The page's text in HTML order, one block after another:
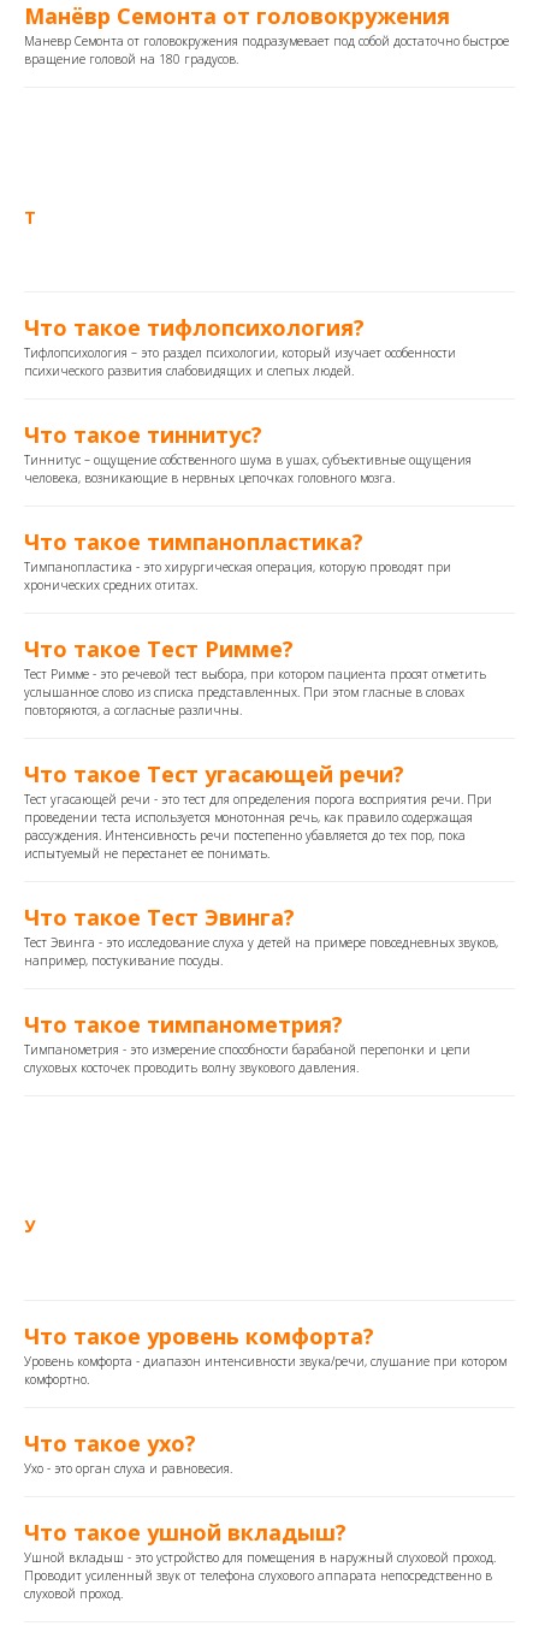
Манёвр Семонта от головокружения
Маневр Семонта от головокружения подразумевает под собой достаточно быстрое
вращение головой на 180 градусов.
Т
Что такое тифлопсихология?
Тифлопсихология – это раздел психологии, который изучает особенности
психического развития слабовидящих и слепых людей.
Что такое тиннитус?
Тиннитус – ощущение собственного шума в ушах, субъективные ощущения
человека, возникающие в нервных цепочках головного мозга​.
Что такое тимпанопластика?
Тимпанопластика - это хирургическая операция, которую проводят при
хронических средних отитах.
Что такое Тест Римме?
Тест Римме - это речевой тест выбора, при котором пациента просят отметить
услышанное слово из списка представленных. При этом гласные в словах
повторяются, а согласные различны.
Что такое Тест угасающей речи?
Тест угасающей речи - это тест для определения порога восприятия речи. При
проведении теста используется монотонная речь, как правило содержащая
рассуждения. Интенсивность речи постепенно убавляется до тех пор, пока
испытуемый не перестанет ее понимать.
Что такое Тест Эвинга?
Тест Эвинга - это исследование слуха у детей на примере повседневных звуков,
например, постукивание посуды.
Что такое тимпанометрия?
Тимпанометрия - это измерение способности барабаной перепонки и цепи
слуховых косточек проводить волну звукового давления.
У
Что такое уровень комфорта?
Уровень комфорта - диапазон интенсивности звука/речи, слушание при котором
комфортно.
Что такое ухо?
Ухо - это орган слуха и равновесия.
Что такое ушной вкладыш?
Ушной вкладыш - это устройство для помещения в наружный слуховой проход.
Проводит усиленный звук от телефона слухового аппарата непосредственно в
слуховой проход.